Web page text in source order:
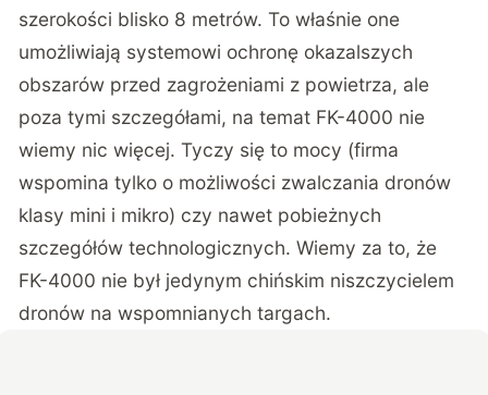
szerokości blisko 8 metrów. To właśnie one
umożliwiają systemowi ochronę okazalszych
obszarów przed zagrożeniami z powietrza, ale
poza tymi szczegółami, na temat FK-4000 nie
wiemy nic więcej. Tyczy się to mocy (firma
wspomina tylko o możliwości zwalczania dronów
klasy mini i mikro) czy nawet pobieżnych
szczegółów technologicznych. Wiemy za to, że
FK-4000 nie był jedynym chińskim niszczycielem
dronów na wspomnianych targach.